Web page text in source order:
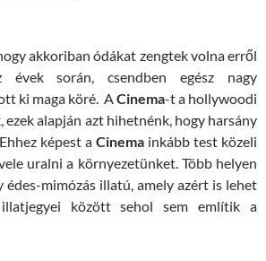
akkoriban ódákat zengtek volna erről
során, csendben egész nagy
ki maga köré. ACinema-t a hollywoodi
alapján azt hihetnénk, hogy harsány
képest a Cinema inkább test közeli
uralni a környezetünket. Több helyen
édes-mimózás illatú, amely azért is lehet
között sehol sem említik a